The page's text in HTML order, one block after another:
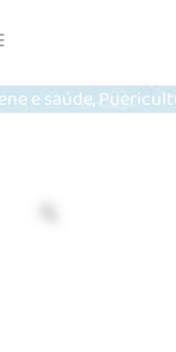
e saúde,